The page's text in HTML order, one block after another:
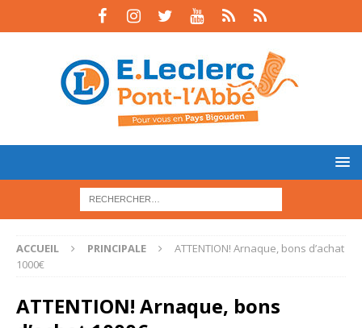
ACCUEIL PRINCIPALE
ATTENTION! Arnaque, bons d’achat
1000€
ATTENTION! Arnaque, bons